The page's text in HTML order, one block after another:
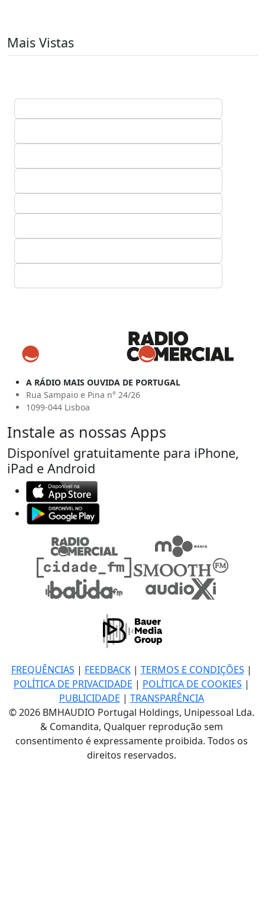
Mais Vistas
A RÁDIO MAIS OUVIDA DE PORTUGAL
Rua Sampaio e Pina n° 24/26
1099-044 Lisboa
Instale as nossas Apps
Disponível gratuitamente para iPhone,
iPad e Android
FREQUÊNCIAS | FEEDBACK| TERMOS E CONDIÇÕES |
POLÍTICA DE PRIVACIDADE | POLÍTICA DE COOKIES |
PUBLICIDADE | TRANSPARÊNCIA
© 2026 BMHAUDIO Portugal Holdings, Unipessoal Lda.
& Comandita, Qualquer reprodução sem
consentimento é expressamente proibida. Todos os
direitos reservados.